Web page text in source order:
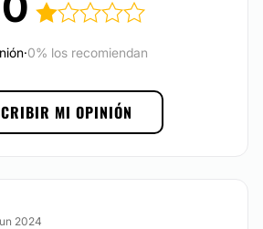
de pago:
·0% los recomiendan
MI OPINIÓN
2024